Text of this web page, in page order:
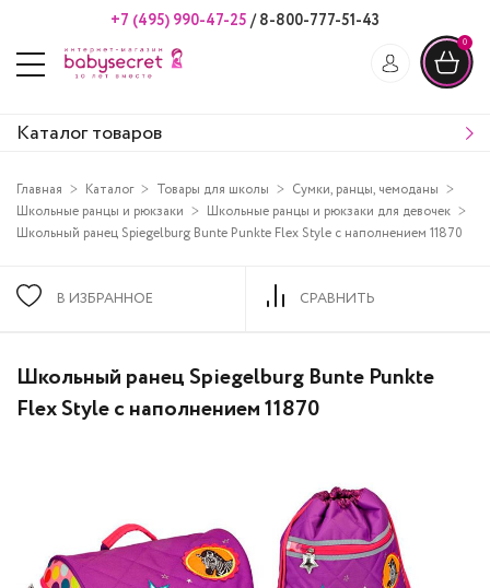
+7 (495) 990-47-25 /8-800-777-51-43
0
Каталог товаров
Главная Каталог Товары для школы
Сумки, ранцы, чемоданы
Школьные ранцы и рюкзаки
Школьные ранцы и рюкзаки для девочек
Школьный ранец Spiegelburg Bunte Punkte Flex Style с наполнением 11870
В ИЗБРАННОЕ СРАВНИТЬ
Школьный ранец Spiegelburg Bunte Punkte
Flex Style с наполнением 11870